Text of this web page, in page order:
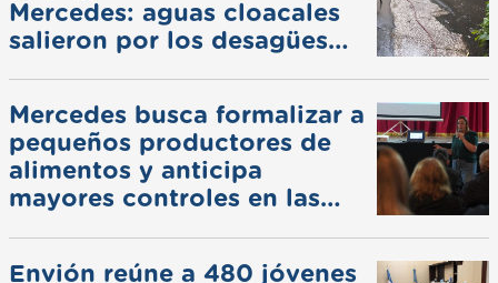
Mercedes: aguas cloacales
salieron por los desagües
Mercedes busca formalizar a
pequeños productores de
alimentos y anticipa
mayores controles en las
Envión reúne a 480 jóvenes